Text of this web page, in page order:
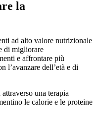
la
ad alto valore nutrizionale
di migliorare
e affrontare più
l’avanzare dell’età e di
una terapia
le calorie e le proteine